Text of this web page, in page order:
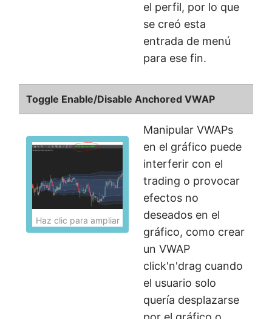
el perfil, por lo que
se creó esta
entrada de menú
para ese fin.
Toggle Enable/Disable Anchored VWAP
Haz clic para ampliar
Manipular VWAPs
en el gráfico puede
interferir con el
trading o provocar
efectos no
deseados en el
gráfico, como crear
un VWAP
click'n'drag cuando
el usuario solo
quería desplazarse